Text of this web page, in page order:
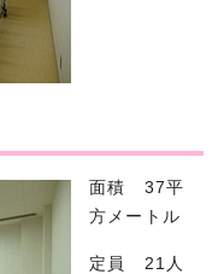
面積 37平
方メートル
定員 21人